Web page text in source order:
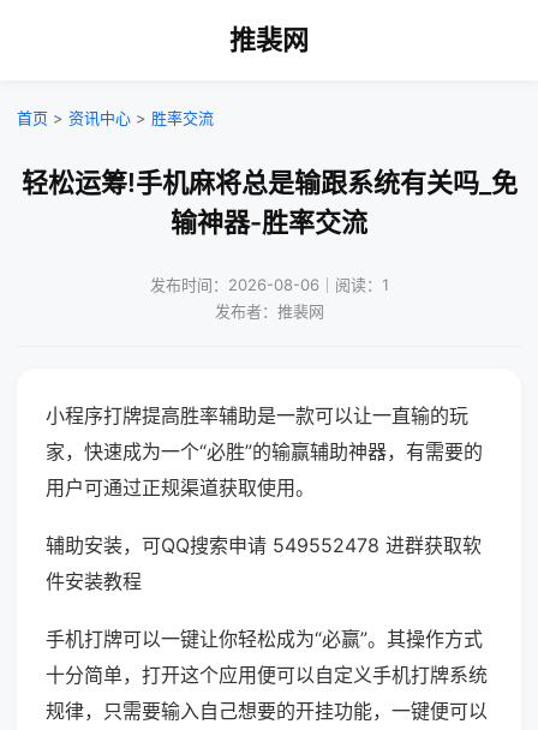
推裴网
首页 > 资讯中心 > 胜率交流
轻松运筹!手机麻将总是输跟系统有关吗_免
输神器-胜率交流
发布时间：2026-08-06｜阅读：1
发布者：推裴网
小程序打牌提高胜率辅助是一款可以让一直输的玩
家，快速成为一个“必胜”的输赢辅助神器，有需要的
用户可通过正规渠道获取使用。
辅助安装，可QQ搜索申请 549552478 进群获取软
件安装教程
手机打牌可以一键让你轻松成为“必赢”。其操作方式
十分简单，打开这个应用便可以自定义手机打牌系统
规律，只需要输入自己想要的开挂功能，一键便可以